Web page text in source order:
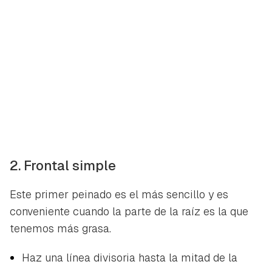
2. Frontal simple
Este primer peinado es el más sencillo y es
conveniente cuando la parte de la raíz es la que
tenemos más grasa.
Haz una línea divisoria hasta la mitad de la